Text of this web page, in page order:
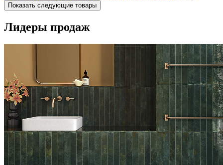
Показать следующие товары
Лидеры продаж